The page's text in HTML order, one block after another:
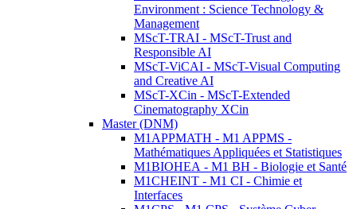
Environment : Science Technology &
Management
MScT-TRAI - MScT-Trust and
Responsible AI
MScT-ViCAI - MScT-Visual Computing
and Creative AI
MScT-XCin - MScT-Extended
Cinematography XCin
Master (DNM)
M1APPMATH - M1 APPMS -
Mathématiques Appliquées et Statistiques
M1BIOHEA - M1 BH - Biologie et Santé
M1CHEINT - M1 CI - Chimie et
Interfaces